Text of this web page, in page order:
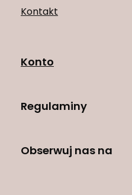
Kontakt
Konto
Regulaminy
Obserwuj nas na